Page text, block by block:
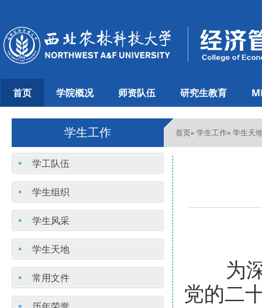
首页 学院概况 师资队伍 研究生教育
学生工作 首页» 学生工作» 学生天
学工队伍
学生组织
学生风采
学生天地
常用文件
为深
党的二